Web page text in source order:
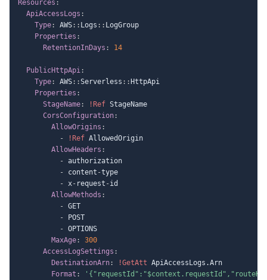
Resources :
ApiAccessLogs :
Type: AWS: : Logs : : LogGroup
Properties :
RetentionInDays : 14
PublicHttpApi:
Type: AWS: :Serverless : : HttpApi
Properties :
StageName: !Ref StageName
CorsConfiguration:
AllowOrigins :
-
!Ref AllowedOrigin
AllowHeaders :
- authorization
- content -type
- x- request -id
AllowMethods :
- GET
- POST
- OPTIONS
MaxAge:
300
AccessLogSettings :
DestinationArn: !GetAtt ApiAccessLogs.Arn
Format :